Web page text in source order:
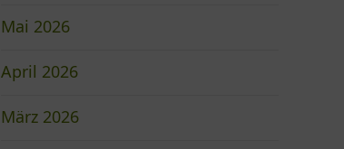
Mai 2026
April 2026
März 2026